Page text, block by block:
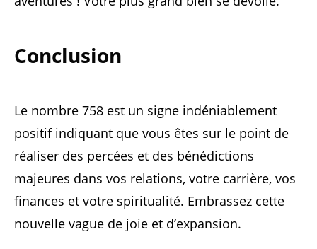
Conclusion
Le nombre 758 est un signe indéniablement
positif indiquant que vous êtes sur le point de
réaliser des percées et des bénédictions
majeures dans vos relations, votre carrière, vos
finances et votre spiritualité. Embrassez cette
nouvelle vague de joie et d’expansion.